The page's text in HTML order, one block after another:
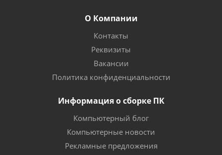
О Компании
Контакты
Реквизиты
Вакансии
Политика конфиденциальности
Информация о сборке ПК
Компьютерный блог
Компьютерные новости
Рекламные предложения